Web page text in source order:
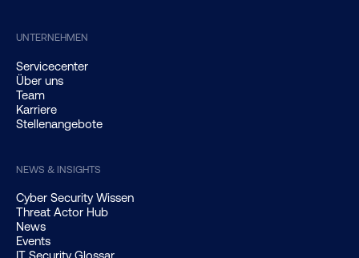
UNTERNEHMEN
Servicecenter
Über uns
Team
Karriere
Stellenangebote
NEWS & INSIGHTS
Cyber Security Wissen
Threat Actor Hub
News
Events